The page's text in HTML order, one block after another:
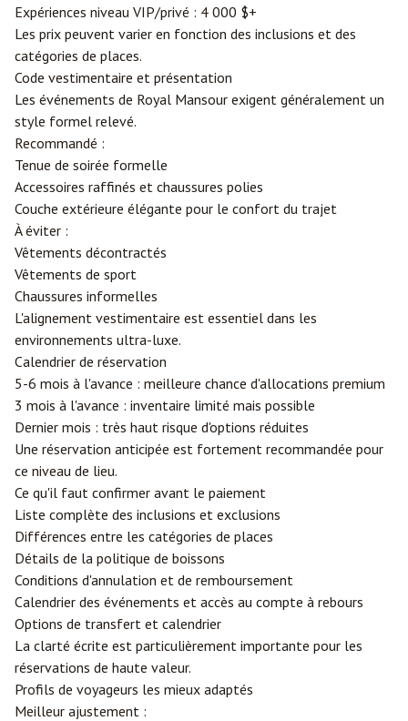
Expériences niveau VIP/privé : 4 000 $+
Les prix peuvent varier en fonction des inclusions et des
catégories de places.
Code vestimentaire et présentation
Les événements de Royal Mansour exigent généralement un
style formel relevé.
Recommandé :
Tenue de soirée formelle
Accessoires raffinés et chaussures polies
Couche extérieure élégante pour le confort du trajet
À éviter :
Vêtements décontractés
Vêtements de sport
Chaussures informelles
L'alignement vestimentaire est essentiel dans les
environnements ultra-luxe.
Calendrier de réservation
5-6 mois à l'avance : meilleure chance d'allocations premium
3 mois à l'avance : inventaire limité mais possible
Dernier mois : très haut risque d'options réduites
Une réservation anticipée est fortement recommandée pour
ce niveau de lieu.
Ce qu'il faut confirmer avant le paiement
Liste complète des inclusions et exclusions
Différences entre les catégories de places
Détails de la politique de boissons
Conditions d'annulation et de remboursement
Calendrier des événements et accès au compte à rebours
Options de transfert et calendrier
La clarté écrite est particulièrement importante pour les
réservations de haute valeur.
Profils de voyageurs les mieux adaptés
Meilleur ajustement :